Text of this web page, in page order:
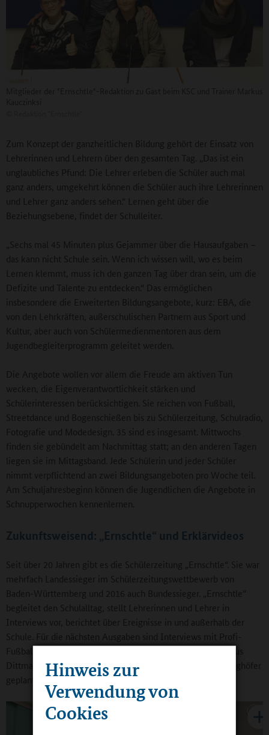
Hinweis zur
Verwendung von
Cookies
Zum Konzept der ganzheitlichen Bildung gehört der Einsatz von
Lehrerinnen und Lehrern über den gesamten Tag. „Das ist ein
unglaubliches Pfund: Die Lehrer erleben die Schüler auch mal
ganz anders, umgekehrt können die Schüler auch ihre Lehrerinnen
und Lehrer ganz anders sehen.“ Lernen geht über die
Beziehungsebene, findet der Schulleiter.
„Sechs mal 45 Minuten plus Gejammer über die Hausaufgaben –
das kann nicht Schule sein. Wenn ich wissen will, wo es beim
Lernen klemmt, muss ich den ganzen Tag über dran sein, um die
Defizite und Talente zu entdecken.“ Das ermöglichen
insbesondere die Erweiterten Bildungsangebote, kurz: EBA, die
von den Lehrkräften, außerschulischen Partnern aus Sport und
Kultur, aber auch von Schülermedienmentoren aus dem
Jugendbegleiterprogramm geleitet werden.
Die Angebote wollen vor allem die Freude am aktiven Tun
wecken, die Eigenverantwortlichkeit stärken und
Schülerinteressen berücksichtigen. Sie reichen von Fußball,
Streetdance und Bogenschießen bis zu Schülerzeitung, Schulradio,
Fotografie und Modedesign. 35 sind es insgesamt. Mittwochs
finden sie gebündelt am Nachmittag statt; an den anderen Tagen
liegen sie im Mittagsband. Jede Schülerin und jeder Schüler
nimmt verpflichtend an zwei Bildungsangeboten pro Woche teil.
Am Schuljahresbeginn können die Jugendlichen die Angebote in
Schnupperwochen kennenlernen.
Zukunftsweisend: „Ernschtle“ und Erklärvideos
Seit über 20 Jahren gibt es die Schülerzeitung „Ernschtle“. Sie war
mehrfach Landessieger im Schülerzeitungswettbewerb von
Baden-Württemberg und 2016 auch Bundessieger. „Ernschtle“
begleitet den Schulalltag, stellt Lehrerinnen und Lehrer in
Interviews vor, berichtet über Ereignisse in und außerhalb der
Schule. Für die nächsten Ausgaben sind Interviews mit Profi-
Fußballer Boubacar Barry vom KSC, Skatboard-Legende Titus
Dittmann, Sänger Clueso und Schauspieler Matthias Schweighöfer
geplant.